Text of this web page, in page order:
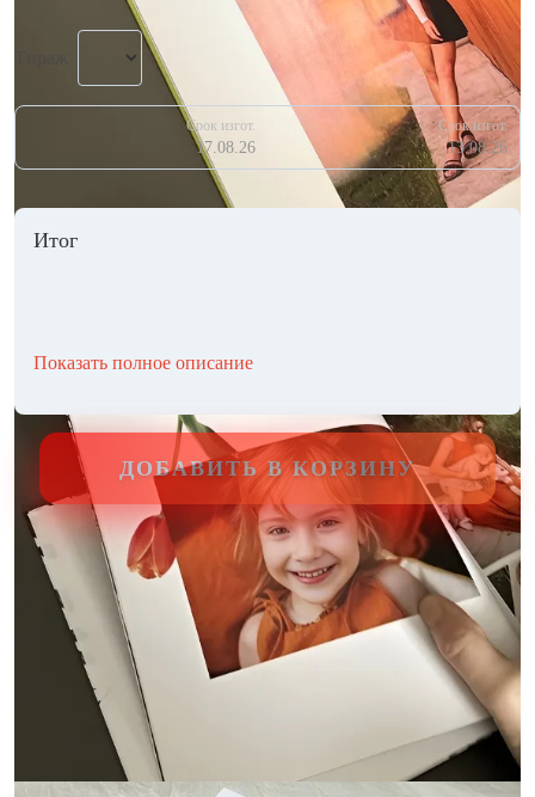
Срок изгот.
17.08.26
Срок изгот.
13.08.26
Итог
Показать полное описание
ДОБАВИТЬ В КОРЗИНУ
Другие стили фотокниг